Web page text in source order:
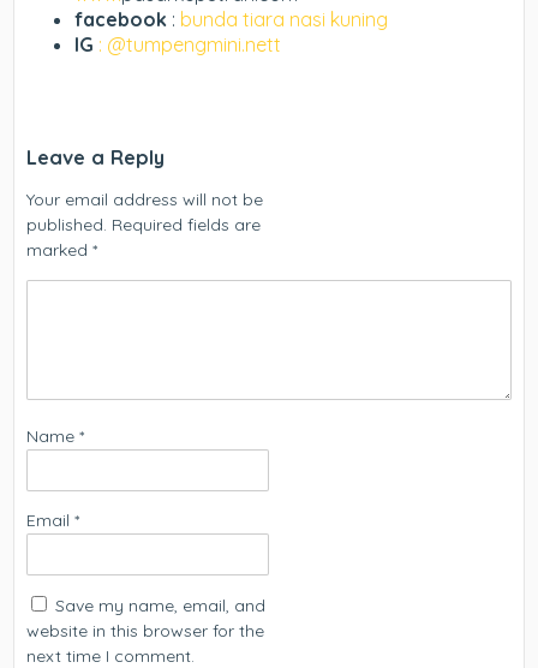
facebook : bunda tiara nasi kuning
IG : @tumpengmini.nett
Leave a Reply
Your email address will not be
published. Required fields are
marked*
Name*
Email*
Save my name, email, and
website in this browser for the
next time I comment.